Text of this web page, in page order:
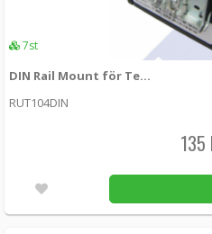
7st
DIN Rail Mount för Teltonika RUTXXX
RUT104DIN
135